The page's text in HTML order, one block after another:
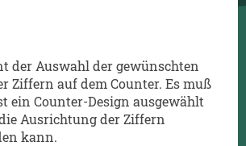
der Auswahl der gewünschten
Ziffern auf dem Counter. Es muß
ein Counter-Design ausgewählt
Ausrichtung der Ziffern
kann.